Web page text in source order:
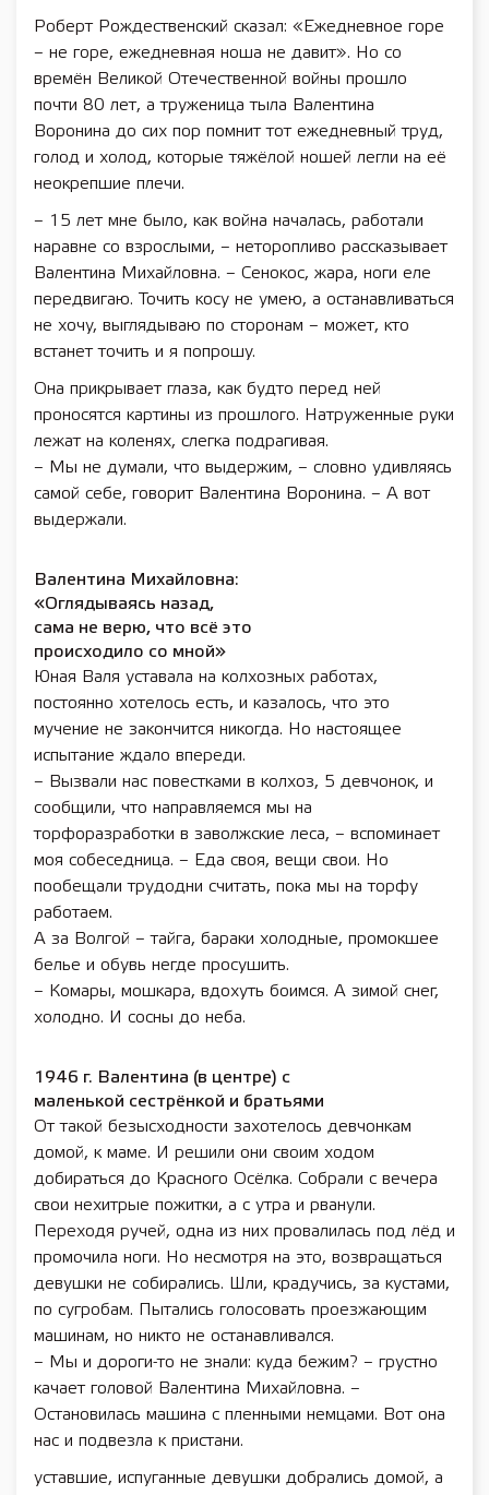
Роберт Рождественский сказал: «Ежедневное горе
– не горе, ежедневная ноша не давит». Но со
времён Великой Отечественной войны прошло
почти 80 лет, а труженица тыла Валентина
Воронина до сих пор помнит тот ежедневный труд,
голод и холод, которые тяжёлой ношей легли на её
неокрепшие плечи.
– 15 лет мне было, как война началась, работали
наравне со взрослыми, – неторопливо рассказывает
Валентина Михайловна. – Сенокос, жара, ноги еле
передвигаю. Точить косу не умею, а останавливаться
не хочу, выглядываю по сторонам – может, кто
встанет точить и я попрошу.
Она прикрывает глаза, как будто перед ней
проносятся картины из прошлого. Натруженные руки
лежат на коленях, слегка подрагивая.
– Мы не думали, что выдержим, – словно удивляясь
самой себе, говорит Валентина Воронина. – А вот
выдержали.
Валентина Михайловна:
«Оглядываясь назад,
сама не верю, что всё это
происходило со мной»
Юная Валя уставала на колхозных работах,
постоянно хотелось есть, и казалось, что это
мучение не закончится никогда. Но настоящее
испытание ждало впереди.
– Вызвали нас повестками в колхоз, 5 девчонок, и
сообщили, что направляемся мы на
торфоразработки в заволжские леса, – вспоминает
моя собеседница. – Еда своя, вещи свои. Но
пообещали трудодни считать, пока мы на торфу
работаем.
А за Волгой – тайга, бараки холодные, промокшее
белье и обувь негде просушить.
– Комары, мошкара, вдохуть боимся. А зимой снег,
холодно. И сосны до неба.
1946 г. Валентина (в центре) с
маленькой сестрёнкой и братьями
От такой безысходности захотелось девчонкам
домой, к маме. И решили они своим ходом
добираться до Красного Осёлка. Собрали с вечера
свои нехитрые пожитки, а с утра и рванули.
Переходя ручей, одна из них провалилась под лёд и
промочила ноги. Но несмотря на это, возвращаться
девушки не собирались. Шли, крадучись, за кустами,
по сугробам. Пытались голосовать проезжающим
машинам, но никто не останавливался.
– Мы и дороги-то не знали: куда бежим? – грустно
качает головой Валентина Михайловна. –
Остановилась машина с пленными немцами. Вот она
нас и подвезла к пристани.
уставшие, испуганные девушки добрались домой, а